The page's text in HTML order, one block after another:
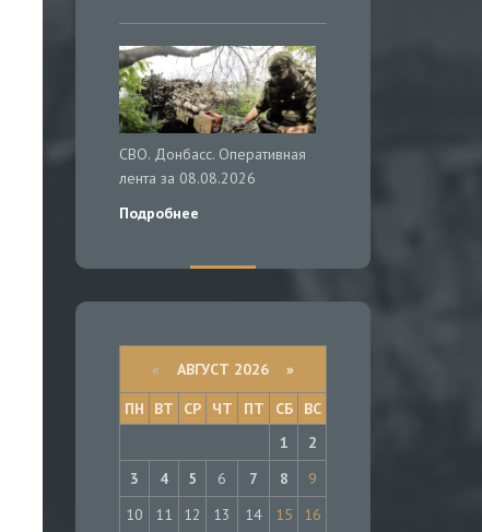
СВО. Донбасс. Оперативная
лента за 08.08.2026
Подробнее
« АВГУСТ 2026 »
ПН
ВТ СР ЧТ ПТ СБ
ВС
1
2
3
4 5 6 7 8
9
10
11 12 13 14 15 16